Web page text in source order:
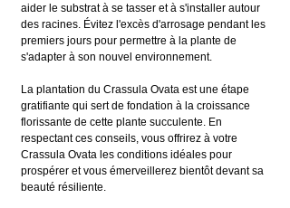
aider le substrat à se tasser et à s'installer autour
des racines. Évitez l'excès d'arrosage pendant les
premiers jours pour permettre à la plante de
s'adapter à son nouvel environnement.
La plantation du Crassula Ovata est une étape
gratifiante qui sert de fondation à la croissance
florissante de cette plante succulente. En
respectant ces conseils, vous offrirez à votre
Crassula Ovata les conditions idéales pour
prospérer et vous émerveillerez bientôt devant sa
beauté résiliente.